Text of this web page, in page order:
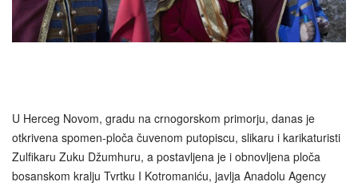
U Herceg Novom, gradu na crnogorskom primorju, danas je
otkrivena spomen-ploča čuvenom putopiscu, slikaru i karikaturisti
Zulfikaru Zuku Džumhuru, a postavljena je i obnovljena ploča
bosanskom kralju Tvrtku I Kotromaniću, javlja Anadolu Agency